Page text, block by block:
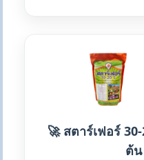
🚀 สตาร์เฟอร์
ต้น